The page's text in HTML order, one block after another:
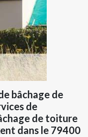
bâchage de
de
de toiture
dans le 79400